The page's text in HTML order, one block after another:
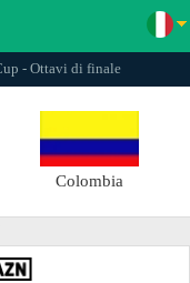
- Ottavi di finale
Colombia